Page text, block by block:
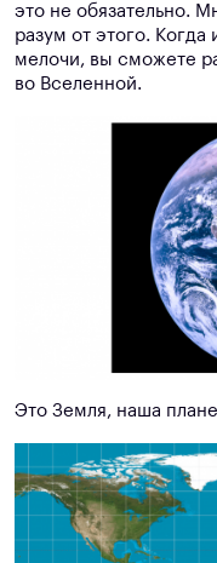
это не обязательно.
разум от этого.
мелочи, вы сможете
во Вселенной.
Это Земля, наша